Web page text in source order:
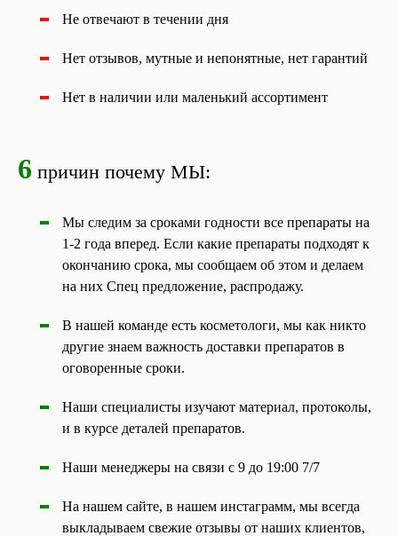
Не отвечают в течении дня
Нет отзывов, мутные и непонятные, нет гарантий
Нет в наличии или маленький ассортимент
6 причин почему МЫ:
Мы следим за сроками годности все препараты на
1-2 года вперед. Если какие препараты подходят к
окончанию срока, мы сообщаем об этом и делаем
на них Спец предложение, распродажу.
В нашей команде есть косметологи, мы как никто
другие знаем важность доставки препаратов в
оговоренные сроки.
Наши специалисты изучают материал, протоколы,
и в курсе деталей препаратов.
Наши менеджеры на связи с 9 до 19:00 7/7
На нашем сайте, в нашем инстаграмм, мы всегда
выкладываем свежие отзывы от наших клиентов,